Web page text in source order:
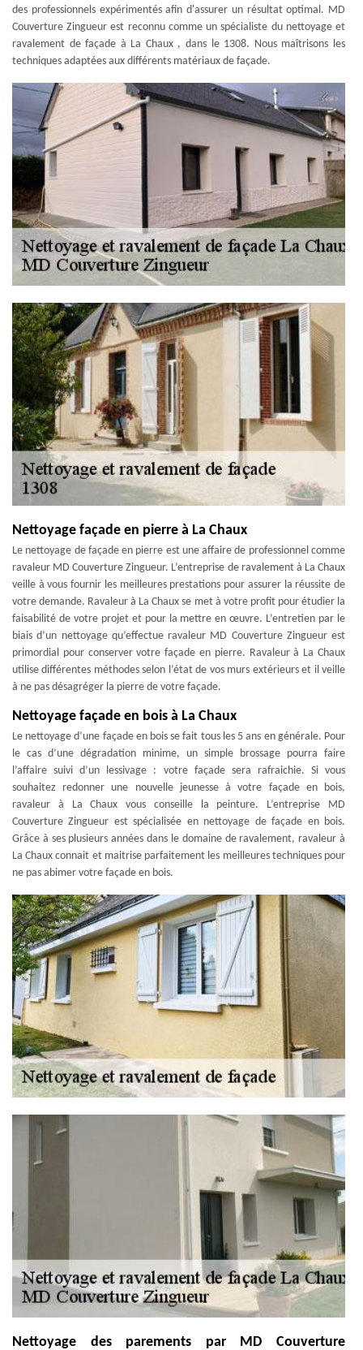
des professionnels expérimentés afin d'assurer un résultat optimal. MD
Couverture Zingueur est reconnu comme un spécialiste du nettoyage et
ravalement de façade à La Chaux , dans le 1308. Nous maîtrisons les
techniques adaptées aux différents matériaux de façade.
Nettoyage façade en pierre à La Chaux
Le nettoyage de façade en pierre est une affaire de professionnel comme
ravaleur MD Couverture Zingueur. L’entreprise de ravalement à La Chaux
veille à vous fournir les meilleures prestations pour assurer la réussite de
votre demande. Ravaleur à La Chaux se met à votre profit pour étudier la
faisabilité de votre projet et pour la mettre en œuvre. L’entretien par le
biais d’un nettoyage qu’effectue ravaleur MD Couverture Zingueur est
primordial pour conserver votre façade en pierre. Ravaleur à La Chaux
utilise différentes méthodes selon l’état de vos murs extérieurs et il veille
à ne pas désagréger la pierre de votre façade.
Nettoyage façade en bois à La Chaux
Le nettoyage d’une façade en bois se fait tous les 5 ans en générale. Pour
le cas d’une dégradation minime, un simple brossage pourra faire
l’affaire suivi d’un lessivage : votre façade sera rafraichie. Si vous
souhaitez redonner une nouvelle jeunesse à votre façade en bois,
ravaleur à La Chaux vous conseille la peinture. L’entreprise MD
Couverture Zingueur est spécialisée en nettoyage de façade en bois.
Grâce à ses plusieurs années dans le domaine de ravalement, ravaleur à
La Chaux connait et maitrise parfaitement les meilleures techniques pour
ne pas abimer votre façade en bois.
Nettoyage des parements par MD Couverture